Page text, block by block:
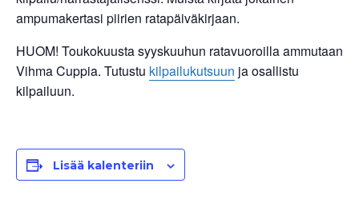
ampumakertasi piirien ratapäiväkirjaan.
HUOM! Toukokuusta syyskuuhun ratavuoroilla ammutaan
Vihma Cuppia. Tutustu kilpailukutsuun ja osallistu
kilpailuun.
Lisää kalenteriin